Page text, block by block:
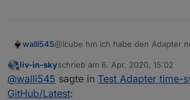
walli545@Icube hm ich habe den Adapter
liegen?
@all Nutzt jemand von euch den
erfolgreich mit Admin 4.x?
Offline
liv-in-skyschrieb am 6. Apr. 2020, 15:02
zuletzt editiert von
@walli545 sagte in Test Adapter time-
GitHub/Latest: